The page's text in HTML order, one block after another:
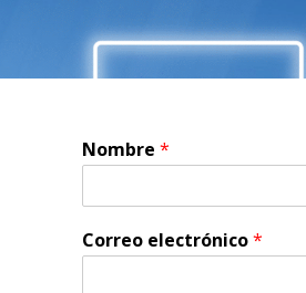
Nombre *
Correo electrónico*